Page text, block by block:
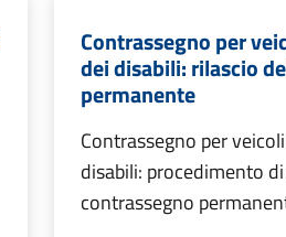
Contrassegno per
dei disabili: rilascio
permanente
Contrassegno per
disabili: procedimento
contrassegno